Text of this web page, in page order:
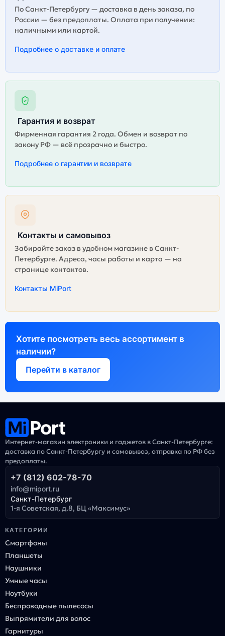
По Санкт-Петербургу — доставка в день заказа, по
России — без предоплаты. Оплата при получении:
наличными или картой.
Подробнее о доставке и оплате
Гарантия и возврат
Фирменная гарантия 2 года. Обмен и возврат по
закону РФ — всё прозрачно и быстро.
Подробнее о гарантии и возврате
Контакты и самовывоз
Забирайте заказ в удобном магазине в Санкт-
Петербурге. Адреса, часы работы и карта — на
странице контактов.
Контакты MiPort
Хотите посмотреть весь ассортимент в
наличии?
Перейти в каталог
Интернет-магазин электроники и гаджетов в Санкт-Петербурге:
доставка по Санкт-Петербургу и самовывоз, отправка по РФ без
предоплаты.
+7 (812) 602-78-70
info@miport.ru
Санкт-Петербург
1-я Советская, д.8, БЦ «Максимус»
КАТЕГОРИИ
Смартфоны
Планшеты
Наушники
Умные часы
Ноутбуки
Беспроводные пылесосы
Выпрямители для волос
Гарнитуры